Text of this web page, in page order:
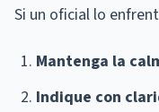
Si un oficial lo
Mantenga la
Indique con